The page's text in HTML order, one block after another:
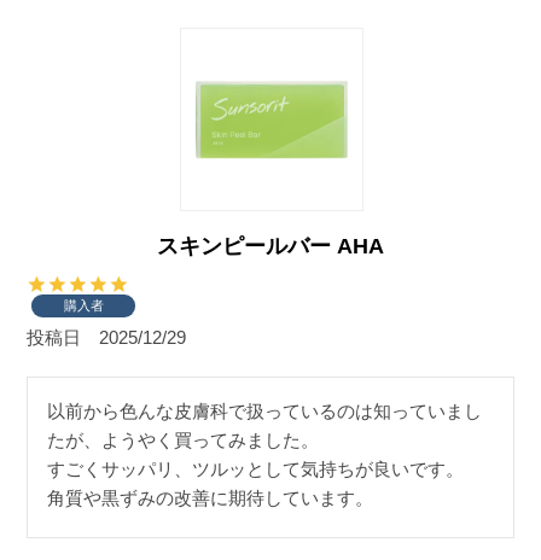
スキンピールバー AHA
購入者
投稿日 2025/12/29
以前から色んな皮膚科で扱っているのは知っていまし
たが、ようやく買ってみました。
すごくサッパリ、ツルッとして気持ちが良いです。
角質や黒ずみの改善に期待しています。